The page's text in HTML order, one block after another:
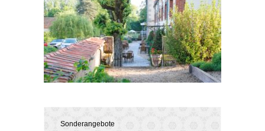
Sonderangebote